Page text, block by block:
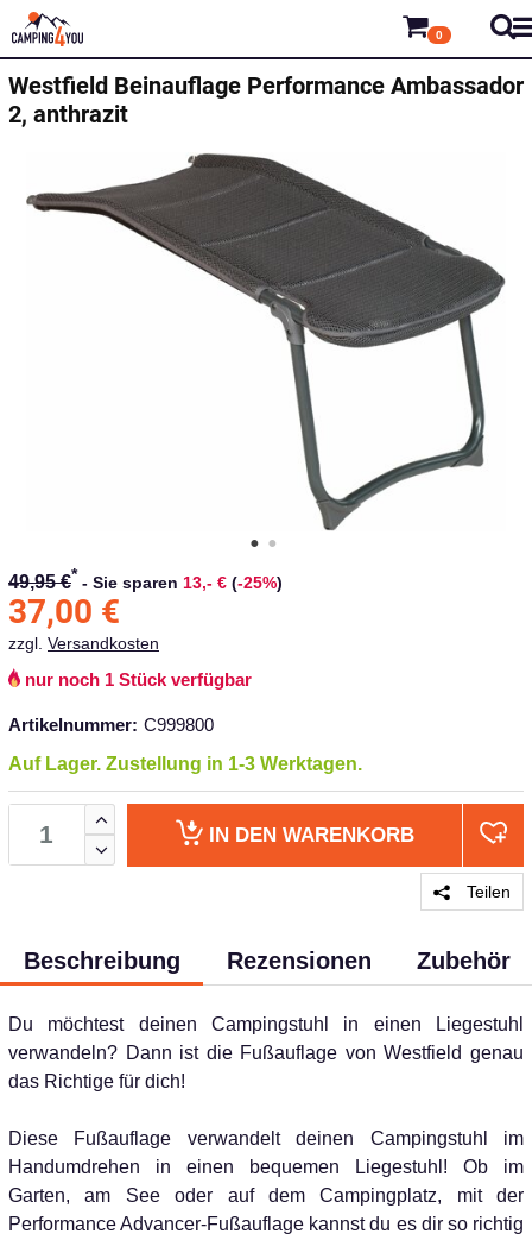
0
Westfield Beinauflage Performance Ambassador
2, anthrazit
49,95 €* - Sie sparen 13,- € (-25%)
37,00 €
zzgl. Versandkosten
nur noch 1 Stück verfügbar
Artikelnummer: C999800
Auf Lager. Zustellung in 1-3 Werktagen.
IN DEN WARENKORB
Teilen
Beschreibung Rezensionen Zubehör
Du möchtest deinen Campingstuhl in einen Liegestuhl
verwandeln? Dann ist die Fußauflage von Westfield genau
das Richtige für dich!
Diese Fußauflage verwandelt deinen Campingstuhl im
Handumdrehen in einen bequemen Liegestuhl! Ob im
Garten, am See oder auf dem Campingplatz, mit der
Performance Advancer-Fußauflage kannst du es dir so richtig